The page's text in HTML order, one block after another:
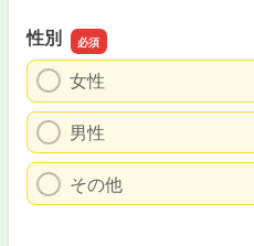
性別
女性
男性
その他